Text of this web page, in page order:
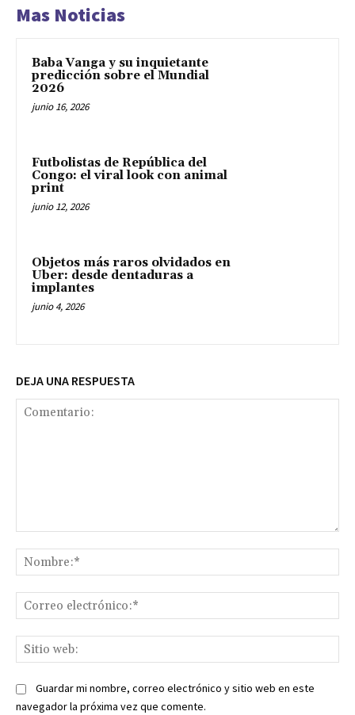
Mas Noticias
Baba Vanga y su inquietante
predicción sobre el Mundial
2026
junio 16, 2026
Futbolistas de República del
Congo: el viral look con animal
print
junio 12, 2026
Objetos más raros olvidados en
Uber: desde dentaduras a
implantes
junio 4, 2026
DEJA UNA RESPUESTA
Guardar mi nombre, correo electrónico y sitio web en este
navegador la próxima vez que comente.